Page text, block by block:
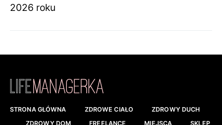
2026 roku
STRONA GŁÓWNA ZDROWE CIAŁO
ZDROWY DUCH
ZDROWY DOM
FREELANCE MIEJSCA SKLEP